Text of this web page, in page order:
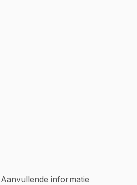
Aanvullende informatie